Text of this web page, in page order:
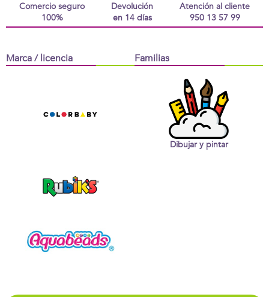
Comercio seguro
100%
Devolución
en 14 días
Atención al cliente
950 13 57 99
Marca / licencia Familias
Dibujar y pintar